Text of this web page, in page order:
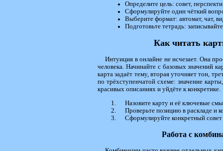
Определите цель: совет,
Сформулируйте один чёткий
Выберите формат: автомат, чат,
Подготовьте тетрадь:
Как читать
Интуиция в онлайне не исчезает. Она
человека. Начинайте с базовых значений
карта задаёт тему, вторая уточняет тон,
по трёхступенчатой схеме: значение
красивых описаниях и уйдёте к конкретике.
Назовите карту и её ключевые
Проверьте позицию в раскладе и
Сформулируйте конкретный
Работа с